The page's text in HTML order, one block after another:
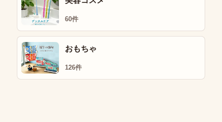
60件
おもちゃ
126件